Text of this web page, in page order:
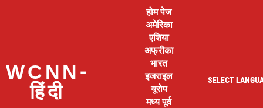
WCNN-
हिंदी
होम पेज
अमेरिका
एशिया
अफ्रीका
भारत
इजराइल
यूरोप
मध्य पूर्व
SELECT